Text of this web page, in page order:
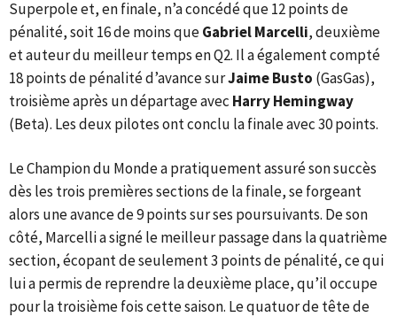
Superpole et, en finale, n’a concédé que 12 points de
pénalité, soit 16 de moins queGabriel Marcelli, deuxième
et auteur du meilleur temps en Q2. Il a également compté
18 points de pénalité d’avance surJaime Busto (GasGas),
troisième après un départage avec Harry Hemingway
(Beta). Les deux pilotes ont conclu la finale avec 30 points.
Le Champion du Monde a pratiquement assuré son succès
dès les trois premières sections de la finale, se forgeant
alors une avance de 9 points sur ses poursuivants. De son
côté, Marcelli a signé le meilleur passage dans la quatrième
section, écopant de seulement 3 points de pénalité, ce qui
lui a permis de reprendre la deuxième place, qu’il occupe
pour la troisième fois cette saison. Le quatuor de tête de